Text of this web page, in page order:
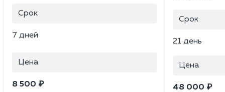
Срок
7 дней
Цена
8 500 ₽
Срок
21 день
Цена
48 000 ₽